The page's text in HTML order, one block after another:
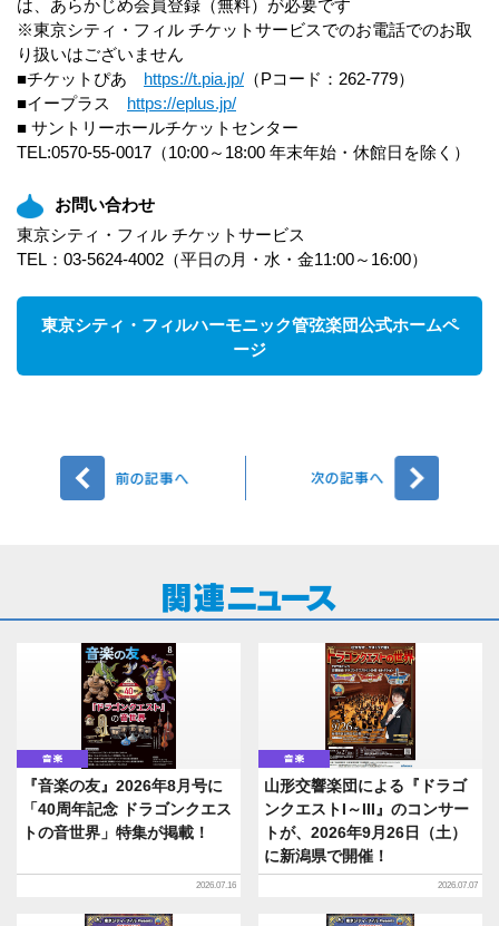
は、あらかじめ会員登録（無料）が必要です
※東京シティ・フィル チケットサービスでのお電話でのお取
り扱いはございません
■チケットぴあ https://t.pia.jp/ （Pコード：262-779）
■イープラス https://eplus.jp/
■ サントリーホールチケットセンター
TEL:0570-55-0017（10:00～18:00 年末年始・休館日を除く）
お問い合わせ
東京シティ・フィル チケットサービス
TEL：03-5624-4002（平日の月・水・金11:00～16:00）
東京シティ・フィルハーモニック管弦楽団公式ホームペ
ージ
音楽
『音楽の友』2026年8月号に
「40周年記念 ドラゴンクエス
トの音世界」特集が掲載！
2026.07.16
音楽
山形交響楽団による『ドラゴ
ンクエストI～III』のコンサー
トが、2026年9月26日（土）
に新潟県で開催！
2026.07.07